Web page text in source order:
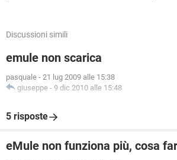
Discussioni simili
emule non scarica
pasquale - 21 lug 2009 alle 15:38
giuseppe - 9 dic 2010 alle 15:48
5 risposte
eMule non funziona più, cosa